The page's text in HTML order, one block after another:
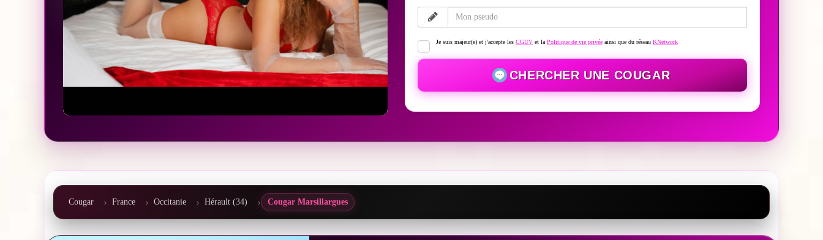
Je suis majeur(e) et j'accepte les CGUV et la Politique de vie privée ainsi que du réseau KNetwork
CHERCHER UNE COUGAR
Cougar France Occitanie Hérault (34) Cougar Marsillargues